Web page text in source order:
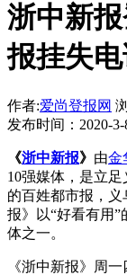
浙中新
报挂失
作者:爱尚登报网
发布时间：2020-3-
《浙中新报》 由金
10强媒体，是立
的百姓都市报，
报》以“好看有用
体之一。
《浙中新报》周